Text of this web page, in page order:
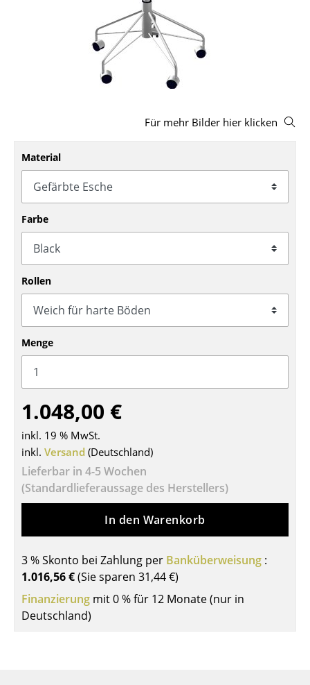
Bänke & Liegen
Schaukelstühle
Bürodrehstühle
Konferenzstühle
Bürosessel
Einzelteile
... alle Sitzmöbel
Tische
Esstische
Beistelltische
Couchtische
Schreibtische
Sekretäre & PC-Tische
Konferenztische
Stehtische & Stehpulte
Kindertische
Gartentische
Servierwagen
Für mehr Bilder hier klicken
Material
Farbe
Rollen
Menge
1.048,00 €
inkl. 19 % MwSt.
inkl. Versand (Deutschland)
Lieferbar in 4-5 Wochen
(Standardlieferaussage des Herstellers)
In den Warenkorb
3 % Skonto bei Zahlung per Banküberweisung :
1.016,56 €(Sie sparen 31,44 €)
Finanzierung mit 0 % für 12 Monate (nur in
Deutschland)